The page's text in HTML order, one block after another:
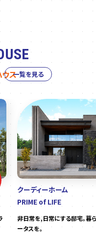
ス
クーディーホーム
PRIME of LIFE
非日常を,日常にする邸宅。暮
ータスを。
一覧を見る